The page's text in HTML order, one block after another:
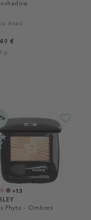
ēnas
€
g
+13
Phyto - Ombres